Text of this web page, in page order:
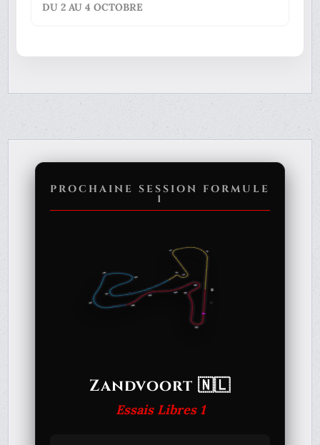
DU 2 AU 4 OCTOBRE
PROCHAINE SESSION FORMULE
1
Zandvoort 🇳🇱
Essais Libres 1